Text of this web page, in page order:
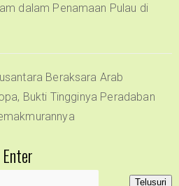
dalam Penamaan Pulau di
Beraksara Arab
Bukti Tingginya Peradaban